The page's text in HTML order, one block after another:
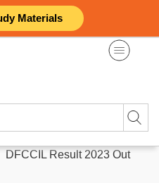
Materials
DFCCIL Result 2023 Out